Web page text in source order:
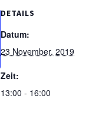
DETAILS
Datum:
23 November, 2019
Zeit:
13:00 - 16:00